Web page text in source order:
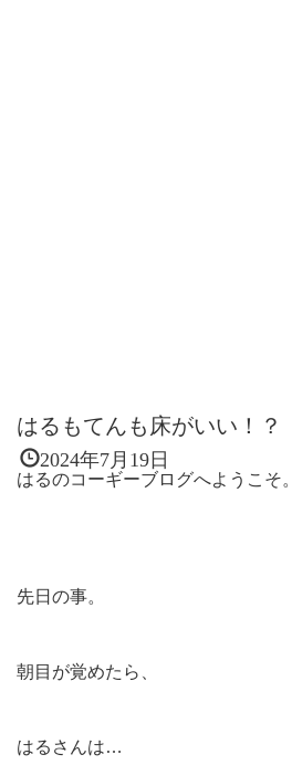
はるもてんも床がいい！？
2024年7月19日
はるのコーギーブログへようこそ。
先日の事。
朝目が覚めたら、
はるさんは…